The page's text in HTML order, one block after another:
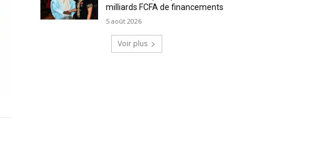
milliards FCFA de financements
5 août 2026
Voir plus